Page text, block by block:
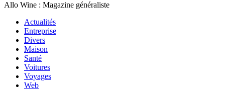
Allo Wine : Magazine généraliste
Actualités
Entreprise
Divers
Maison
Santé
Voitures
Voyages
Web